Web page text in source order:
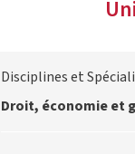
Disciplines et
Droit, économie et